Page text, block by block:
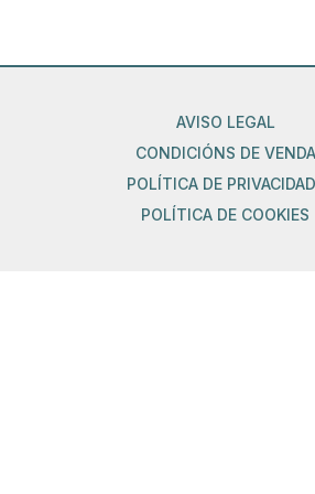
AVISO LEGAL
CONDICIÓNS DE VENDA
POLÍTICA DE
POLÍTICA DE COOKIES